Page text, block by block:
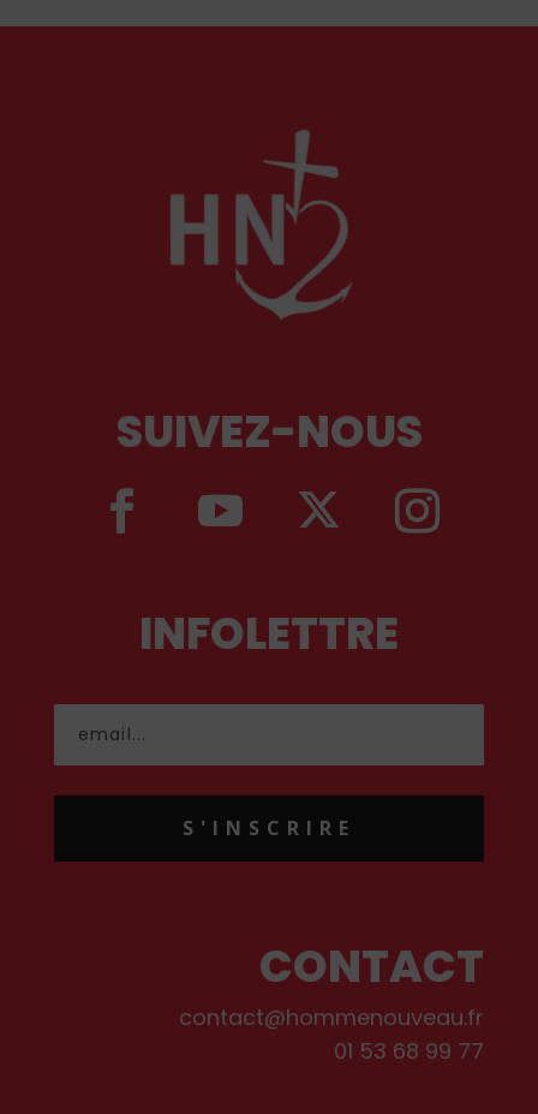
comme l'a rappelé Léon XIV récemment.
SUIVEZ-NOUS
INFOLETTRE
S'INSCRIRE
CONTACT
contact@hommenouveau.fr
01 53 68 99 77